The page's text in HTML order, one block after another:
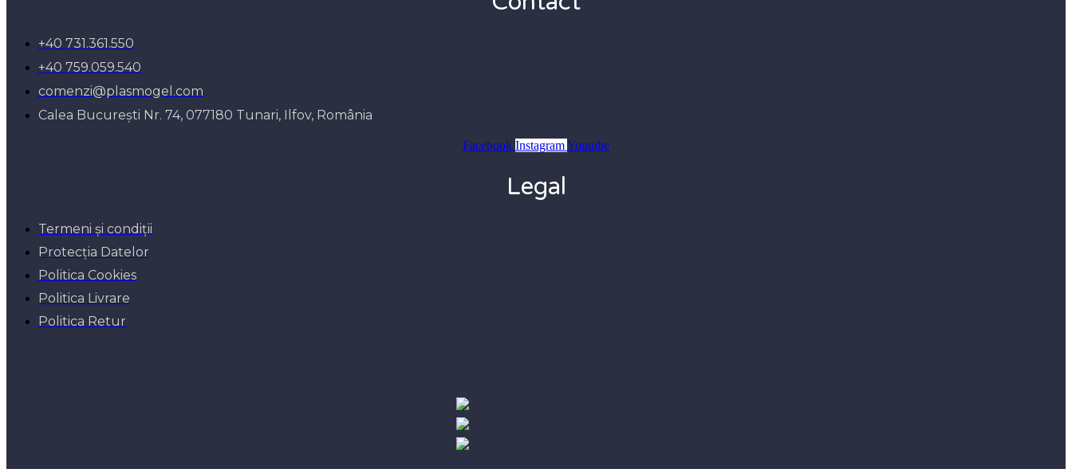
+40 731.361.550
+40 759.059.540
comenzi@plasmogel.com
Calea București Nr. 74, 077180 Tunari, Ilfov, România
Facebook InstagramYoutube
Legal
Termeni și condiții
Protecția Datelor
Politica Cookies
Politica Livrare
Politica Retur